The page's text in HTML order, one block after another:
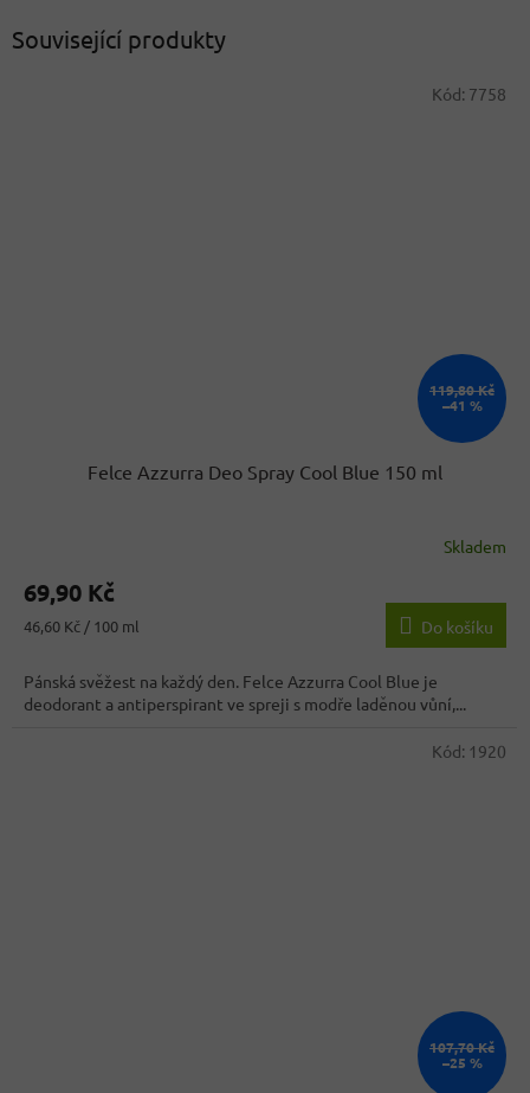
Související produkty
119,80 Kč
–41 %
Felce Azzurra Deo Spray Cool Blue 150 ml
produktu
5,0
5
hvězdiček.
Skladem
69,90 Kč
Měrná
46,60 Kč / 100 ml Do košíku
Pánská svěžest na každý den. Felce Azzurra Cool Blue je
deodorant a antiperspirant ve spreji s modře laděnou vůní,...
Kód: 7758
107,70 Kč
–25 %
Kód: 1920